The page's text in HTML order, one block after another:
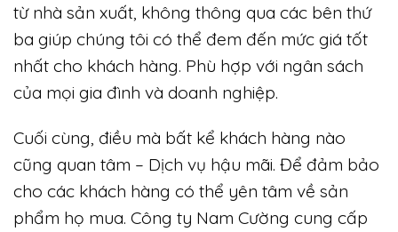
từ nhà sản xuất, không thông qua các bên thứ
ba giúp chúng tôi có thể đem đến mức giá tốt
nhất cho khách hàng. Phù hợp với ngân sách
của mọi gia đình và doanh nghiệp.
Cuối cùng, điều mà bất kể khách hàng nào
cũng quan tâm – Dịch vụ hậu mãi. Để đảm bảo
cho các khách hàng có thể yên tâm về sản
phẩm họ mua. Công ty Nam Cường cung cấp